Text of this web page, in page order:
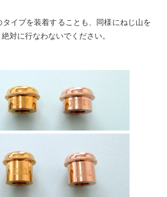
イプを装着することも、同様にねじ山を
対に行なわないでください。